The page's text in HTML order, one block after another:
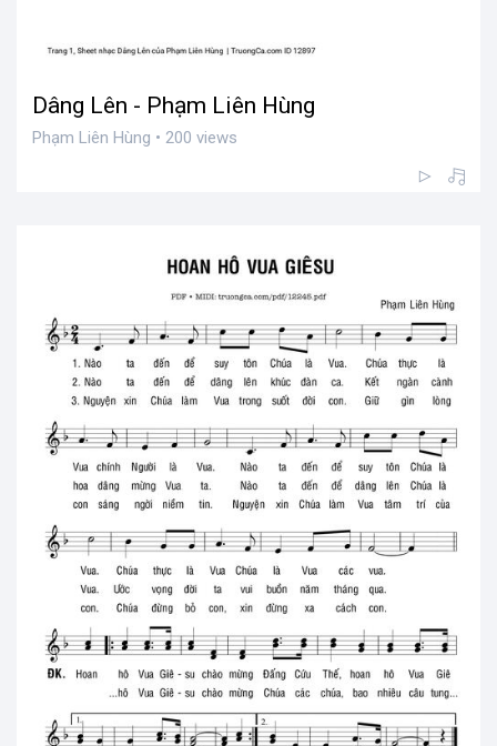
Dâng Lên - Phạm Liên Hùng
Phạm Liên Hùng • 200 views